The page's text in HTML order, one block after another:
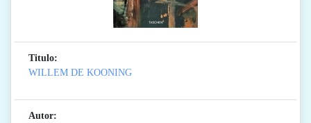
Titulo:
WILLEM DE KOONING
Autor: